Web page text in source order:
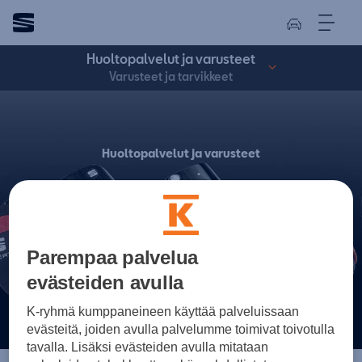
Huoltopalvelut ja varusteet
Varusteet ja tarvikkeet
Huoltopalvelut ja varusteet
Varusteet ja
tarvikkeet
Parempaa palvelua
evästeiden avulla
K-ryhmä kumppaneineen käyttää palveluissaan
evästeitä, joiden avulla palvelumme toimivat toivotulla
tavalla. Lisäksi evästeiden avulla mitataan